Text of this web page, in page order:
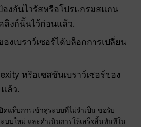
องกันไวรัสหรือโปรแกรมสแกน
ลิงก์นั้นไว้ก่อนแล้ว.
งเบราว์เซอร์ได้บล็อกการเปลี่ยน
หรือเซสชันเบราว์เซอร์ของ
ล้ว.
ดแท็บการเข้าสู่ระบบที่ไม่จำเป็น ขอรับ
บบใหม่ และดำเนินการให้เสร็จสิ้นทันทีใน